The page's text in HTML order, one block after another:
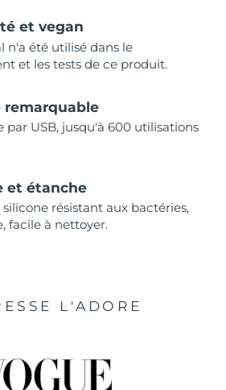
et vegan
n'a été utilisé dans le
et les tests de ce produit.
par USB, jusqu'à 600 utilisations
et étanche
résistant aux bactéries,
facile à nettoyer.
L'ADORE